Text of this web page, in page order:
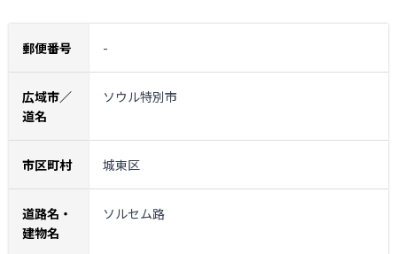
郵便番号 -
広域市／
道名
ソウル特別市
市区町村 城東区
道路名・
建物名
ソルセム路